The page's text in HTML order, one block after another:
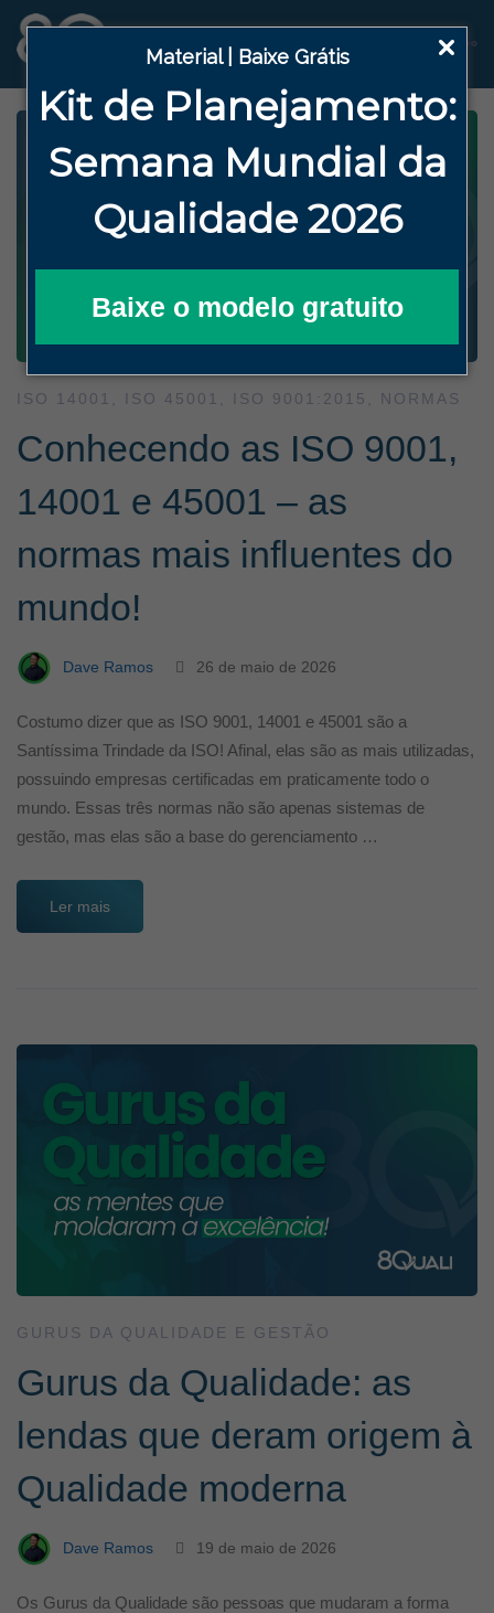
Material | Baixe Grátis
Kit de Planejamento:
Semana Mundial da
Qualidade 2026
Baixe o modelo gratuito
ISO 14001 ISO 45001 ISO 9001:2015 NORMAS
Conhecendo as ISO 9001,
14001 e 45001 – as
normas mais influentes do
mundo!
Dave Ramos 26 de maio de 2026
Costumo dizer que as ISO 9001, 14001 e 45001 são a
Santíssima Trindade da ISO! Afinal, elas são as mais utilizadas,
possuindo empresas certificadas em praticamente todo o
mundo. Essas três normas não são apenas sistemas de
gestão, mas elas são a base do gerenciamento …
Ler mais
GURUS DA QUALIDADE E GESTÃO
Gurus da Qualidade: as
lendas que deram origem à
Qualidade moderna
Dave Ramos 19 de maio de 2026
Os Gurus da Qualidade são pessoas que mudaram a forma